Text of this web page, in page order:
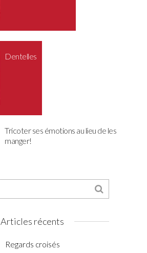
Dentelles
Tricoter ses émotions au lieu de les
manger!
Articles récents
Regards croisés